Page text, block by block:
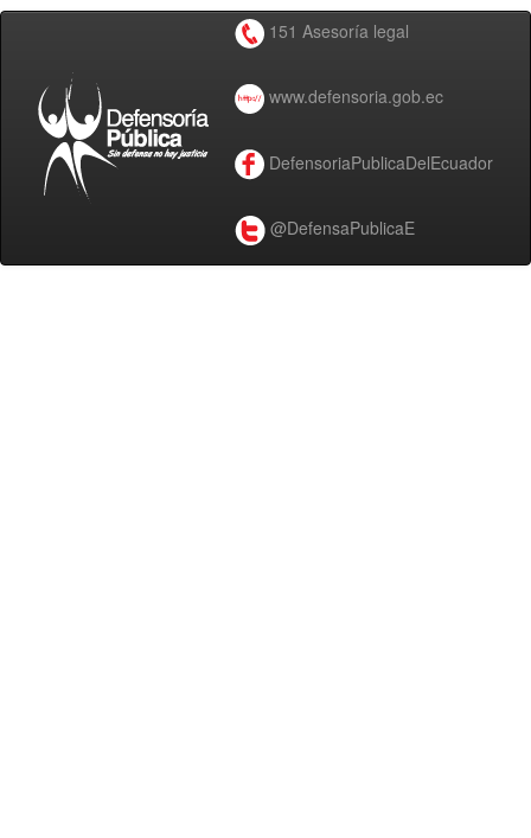
151 Asesoría legal
www.defensoria.gob.ec
DefensoriaPublicaDelEcuador
@DefensaPublicaE